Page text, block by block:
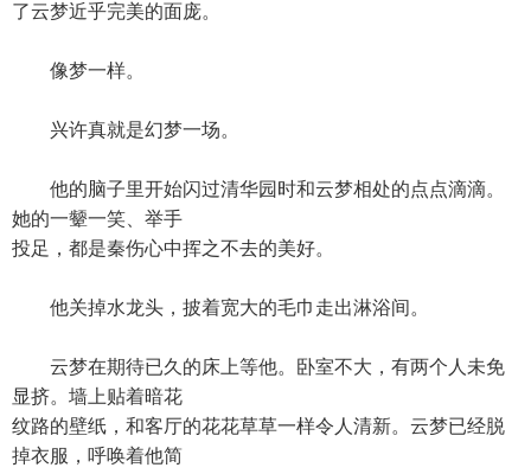
了云梦近乎完美的面庞。
像梦一样。
兴许真就是幻梦一场。
他的脑子里开始闪过清华园时和云梦相处的点点滴滴。
她的一颦一笑、举手
投足，都是秦伤心中挥之不去的美好。
他关掉水龙头，披着宽大的毛巾走出淋浴间。
云梦在期待已久的床上等他。卧室不大，有两个人未免
显挤。墙上贴着暗花
纹路的壁纸，和客厅的花花草草一样令人清新。云梦已经脱
掉衣服，呼唤着他简